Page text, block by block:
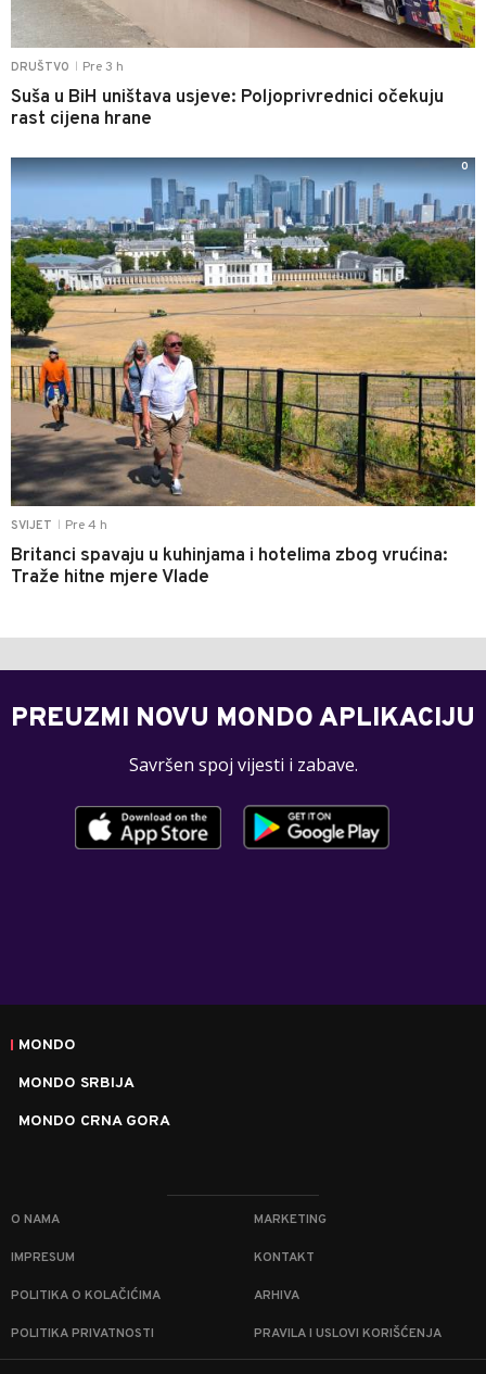
DRUŠTVO Pre 3 h
Suša u BiH uništava usjeve: Poljoprivrednici očekuju
rast cijena hrane
SVIJET Pre 4 h
Britanci spavaju u kuhinjama i hotelima zbog vrućina:
Traže hitne mjere Vlade
0
PREUZMI NOVU MONDO APLIKACIJU
Savršen spoj vijesti i zabave.
MONDO
MONDO SRBIJA
MONDO CRNA GORA
O NAMA MARKETING
IMPRESUM KONTAKT
POLITIKA O KOLAČIĆIMA ARHIVA
POLITIKA PRIVATNOSTI PRAVILA I USLOVI KORIŠĆENJA